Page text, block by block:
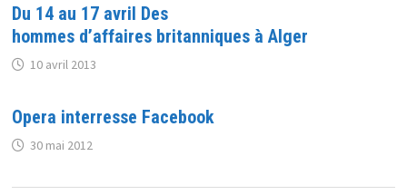
Du 14 au 17 avril Des
hommes d’affaires britanniques à Alger
10 avril 2013
Opera interresse Facebook
30 mai 2012